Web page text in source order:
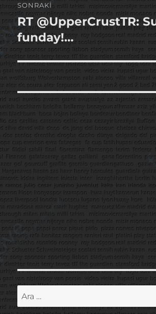
SONRAKI
Sonraki
yazı:
RT @UpperCrustTR:
funday!…
Ara: